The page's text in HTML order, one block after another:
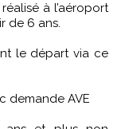
à l’aéroport
de 6 ans.
le départ via ce
demande AVE